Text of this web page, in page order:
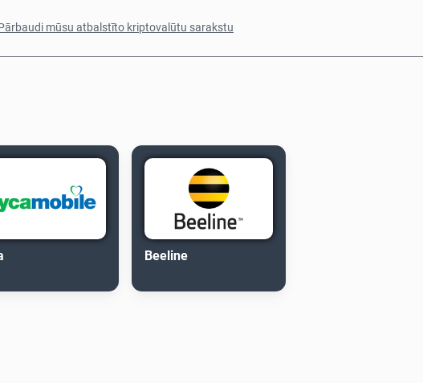
mūsu atbalstīto kriptovalūtu sarakstu
Beeline